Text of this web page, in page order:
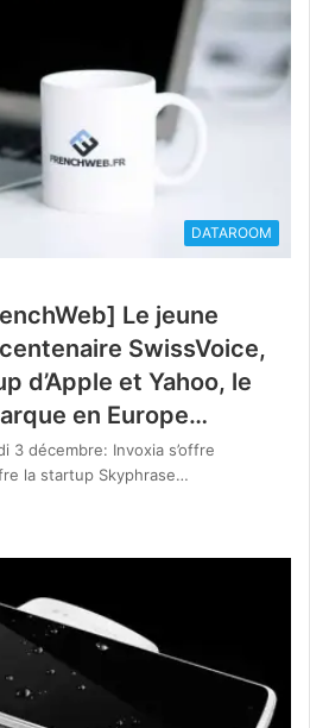
DATAROOM
Le jeune
SwissVoice,
d’Apple et Yahoo, le
en Europe…
3 décembre: Invoxia s’offre
la startup Skyphrase…